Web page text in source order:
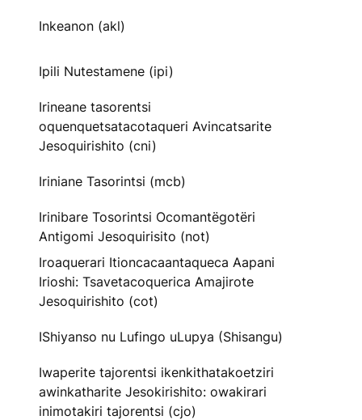
Inkeanon (akl)
Ipili Nutestamene (ipi)
Irineane tasorentsi
oquenquetsatacotaqueri Avincatsarite
Jesoquirishito (cni)
Iriniane Tasorintsi (mcb)
Irinibare Tosorintsi Ocomantëgotëri
Antigomi Jesoquirisito (not)
Iroaquerari Itioncacaantaqueca Aapani
Irioshi: Tsavetacoquerica Amajirote
Jesoquirishito (cot)
IShiyanso nu Lufingo uLupya (Shisangu)
Iwaperite tajorentsi ikenkithatakoetziri
awinkatharite Jesokirishito: owakirari
inimotakiri tajorentsi (cjo)